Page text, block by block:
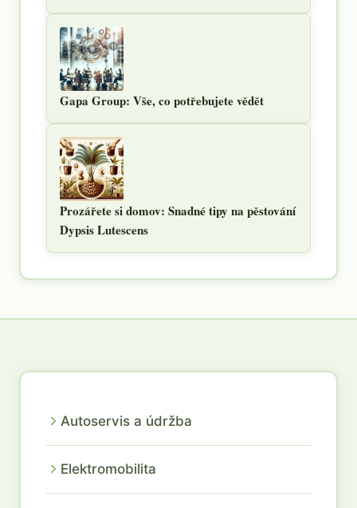
Gapa Group: Vše, co potřebujete vědět
Prozářete si domov: Snadné tipy na pěstování
Dypsis Lutescens
Autoservis a údržba
Elektromobilita